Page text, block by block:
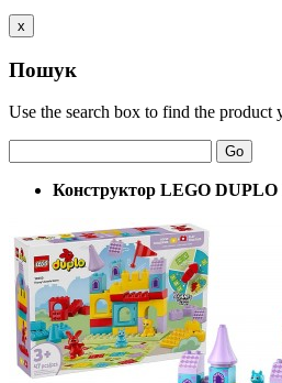
x
Пошук
Use the search box to find the product
Go
Конструктор LEGO DUPLO